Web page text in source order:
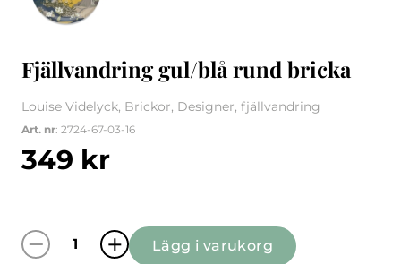
Fjällvandring gul/blå rund bricka
Louise Videlyck, Brickor, Designer, fjällvandring
Art. nr: 2724-67-03-16
349 kr
Fjällvandring gul/blå rund bricka mängd
Lägg i varukorg